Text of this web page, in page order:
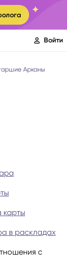
Войти
Арканы
карты
в раскладах
с